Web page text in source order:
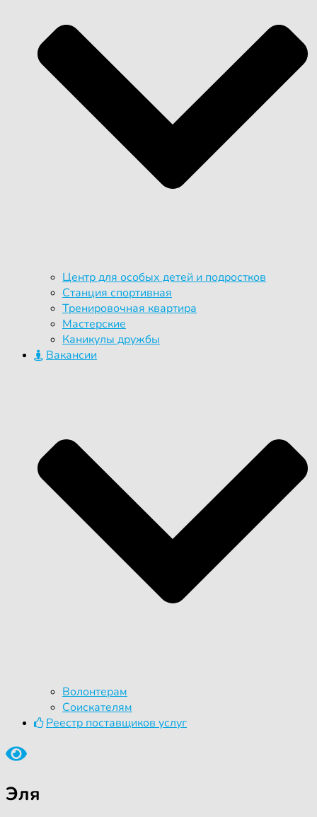
Центр для особых детей и подростков
Станция спортивная
Тренировочная квартира
Мастерские
Каникулы дружбы
Вакансии
Волонтерам
Соискателям
Реестр поставщиков услуг
Эля